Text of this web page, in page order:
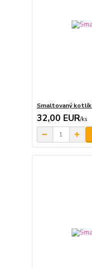
Smaltovaný kotlík
32,00 EUR/ks